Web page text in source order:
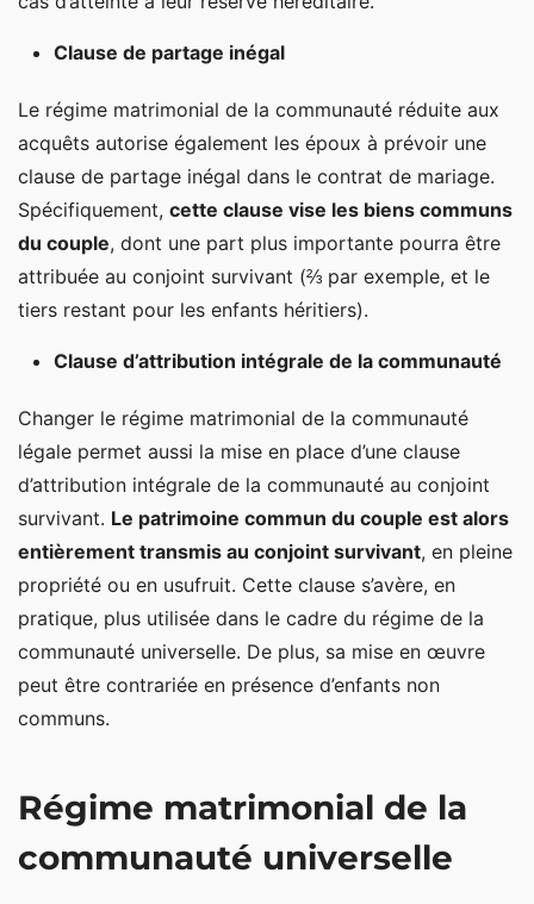
Clause de partage inégal
Le régime matrimonial de la communauté réduite aux
acquêts autorise également les époux à prévoir une
clause de partage inégal dans le contrat de mariage.
Spécifiquement, cette clause vise les biens communs
du couple, dont une part plus importante pourra être
attribuée au conjoint survivant (⅔ par exemple, et le
tiers restant pour les enfants héritiers).
Clause d’attribution intégrale de la communauté
Changer le régime matrimonial de la communauté
légale permet aussi la mise en place d’une clause
d’attribution intégrale de la communauté au conjoint
survivant. Le patrimoine commun du couple est alors
entièrement transmis au conjoint survivant, en pleine
propriété ou en usufruit. Cette clause s’avère, en
pratique, plus utilisée dans le cadre du régime de la
communauté universelle. De plus, sa mise en œuvre
peut être contrariée en présence d’enfants non
communs.
Régime matrimonial de la
communauté universelle